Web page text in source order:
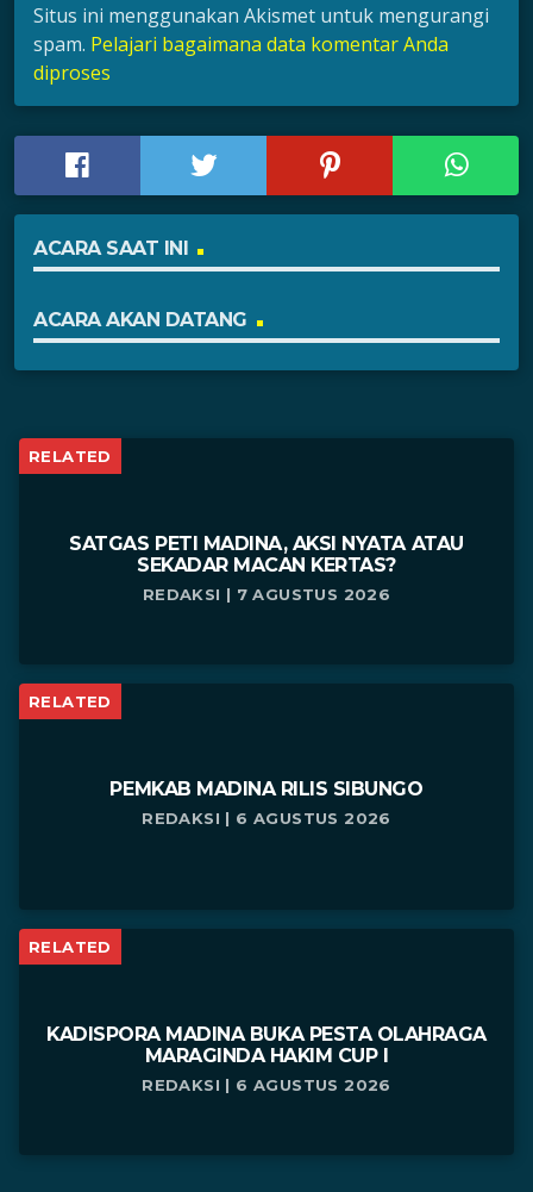
Situs ini menggunakan Akismet untuk mengurangi
spam. Pelajari bagaimana data komentar Anda
diproses
ACARA SAAT INI
ACARA AKAN DATANG
RELATED
SATGAS PETI MADINA, AKSI NYATA ATAU
SEKADAR MACAN KERTAS?
REDAKSI | 7 AGUSTUS 2026
RELATED
PEMKAB MADINA RILIS SIBUNGO
REDAKSI | 6 AGUSTUS 2026
RELATED
KADISPORA MADINA BUKA PESTA OLAHRAGA
MARAGINDA HAKIM CUP I
REDAKSI | 6 AGUSTUS 2026